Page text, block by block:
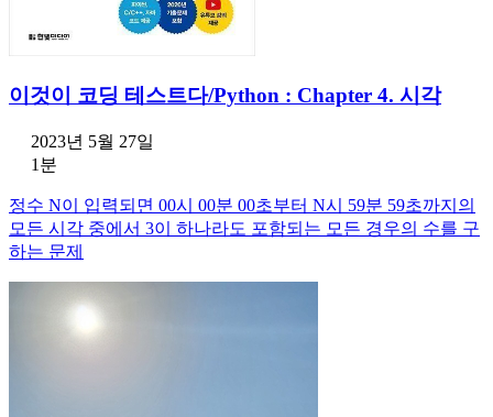
이것이 코딩 테스트다/Python : Chapter 4. 시각
2023년 5월 27일
1분
정수 N이 입력되면 00시 00분 00초부터 N시 59분 59초까지의
모든 시각 중에서 3이 하나라도 포함되는 모든 경우의 수를 구
하는 문제